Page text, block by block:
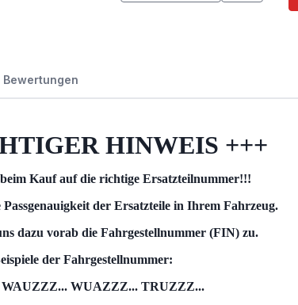
Bewertungen
HINWEIS +++
Kauf auf die richtige Ersatzteilnummer!!!
der Ersatzteile in Ihrem Fahrzeug.
dazu vorab die Fahrgestellnummer (FIN) zu.
der Fahrgestellnummer:
WAUZZZ... WUAZZZ... TRUZZZ...